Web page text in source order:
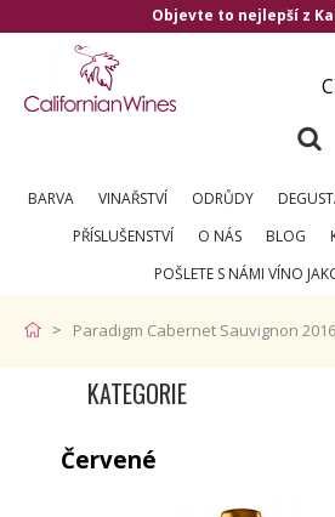
Objevte to nejlepší z
BARVA VINAŘSTVÍ ODRŮDY
PŘÍSLUŠENSTVÍ
O NÁS BLOG
POŠLETE S NÁMI VÍNO
Paradigm Cabernet Sauvignon 2016
KATEGORIE
Červené